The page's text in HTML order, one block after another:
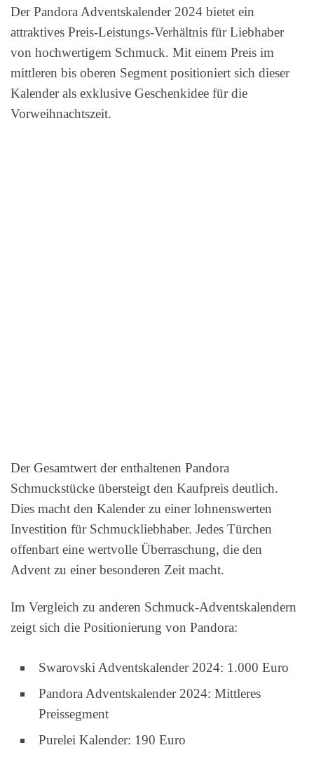
Der Pandora Adventskalender 2024 bietet ein
attraktives Preis-Leistungs-Verhältnis für Liebhaber
von hochwertigem Schmuck. Mit einem Preis im
mittleren bis oberen Segment positioniert sich dieser
Kalender als exklusive Geschenkidee für die
Vorweihnachtszeit.
Der Gesamtwert der enthaltenen Pandora
Schmuckstücke übersteigt den Kaufpreis deutlich.
Dies macht den Kalender zu einer lohnenswerten
Investition für Schmuckliebhaber. Jedes Türchen
offenbart eine wertvolle Überraschung, die den
Advent zu einer besonderen Zeit macht.
Im Vergleich zu anderen Schmuck-Adventskalendern
zeigt sich die Positionierung von Pandora:
Swarovski Adventskalender 2024: 1.000 Euro
Pandora Adventskalender 2024: Mittleres
Preissegment
Purelei Kalender: 190 Euro